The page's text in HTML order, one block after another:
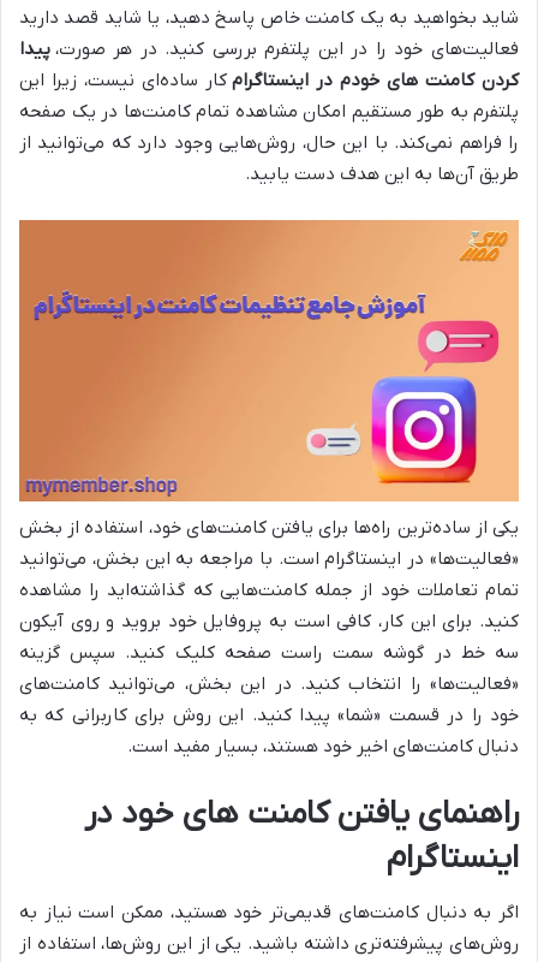
شاید بخواهید به یک کامنت خاص پاسخ دهید، یا شاید قصد دارید
فعالیت‌های خود را در این پلتفرم بررسی کنید. در هر صورت، پیدا
کردن کامنت های خودم در اینستاگرام کار ساده‌ای نیست، زیرا این
پلتفرم به طور مستقیم امکان مشاهده تمام کامنت‌ها در یک صفحه
را فراهم نمی‌کند. با این حال، روش‌هایی وجود دارد که می‌توانید از
طریق آن‌ها به این هدف دست یابید.
یکی از ساده‌ترین راه‌ها برای یافتن کامنت‌های خود، استفاده از بخش
«فعالیت‌ها» در اینستاگرام است. با مراجعه به این بخش، می‌توانید
تمام تعاملات خود از جمله کامنت‌هایی که گذاشته‌اید را مشاهده
کنید. برای این کار، کافی است به پروفایل خود بروید و روی آیکون
سه خط در گوشه سمت راست صفحه کلیک کنید. سپس گزینه
«فعالیت‌ها» را انتخاب کنید. در این بخش، می‌توانید کامنت‌های
خود را در قسمت «شما» پیدا کنید. این روش برای کاربرانی که به
دنبال کامنت‌های اخیر خود هستند، بسیار مفید است.
راهنمای یافتن کامنت های خود در
اینستاگرام
اگر به دنبال کامنت‌های قدیمی‌تر خود هستید، ممکن است نیاز به
روش‌های پیشرفته‌تری داشته باشید. یکی از این روش‌ها، استفاده از